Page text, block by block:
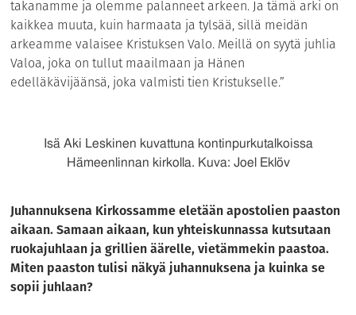
takanamme ja olemme palanneet arkeen. Ja tämä arki on
kaikkea muuta, kuin harmaata ja tylsää, sillä meidän
arkeamme valaisee Kristuksen Valo. Meillä on syytä juhlia
Valoa, joka on tullut maailmaan ja Hänen
edelläkävijäänsä, joka valmisti tien Kristukselle.”
Isä Aki Leskinen kuvattuna kontinpurkutalkoissa
Hämeenlinnan kirkolla. Kuva: Joel Eklöv
Juhannuksena Kirkossamme eletään apostolien paaston
aikaan. Samaan aikaan, kun yhteiskunnassa kutsutaan
ruokajuhlaan ja grillien äärelle, vietämmekin paastoa.
Miten paaston tulisi näkyä juhannuksena ja kuinka se
sopii juhlaan?